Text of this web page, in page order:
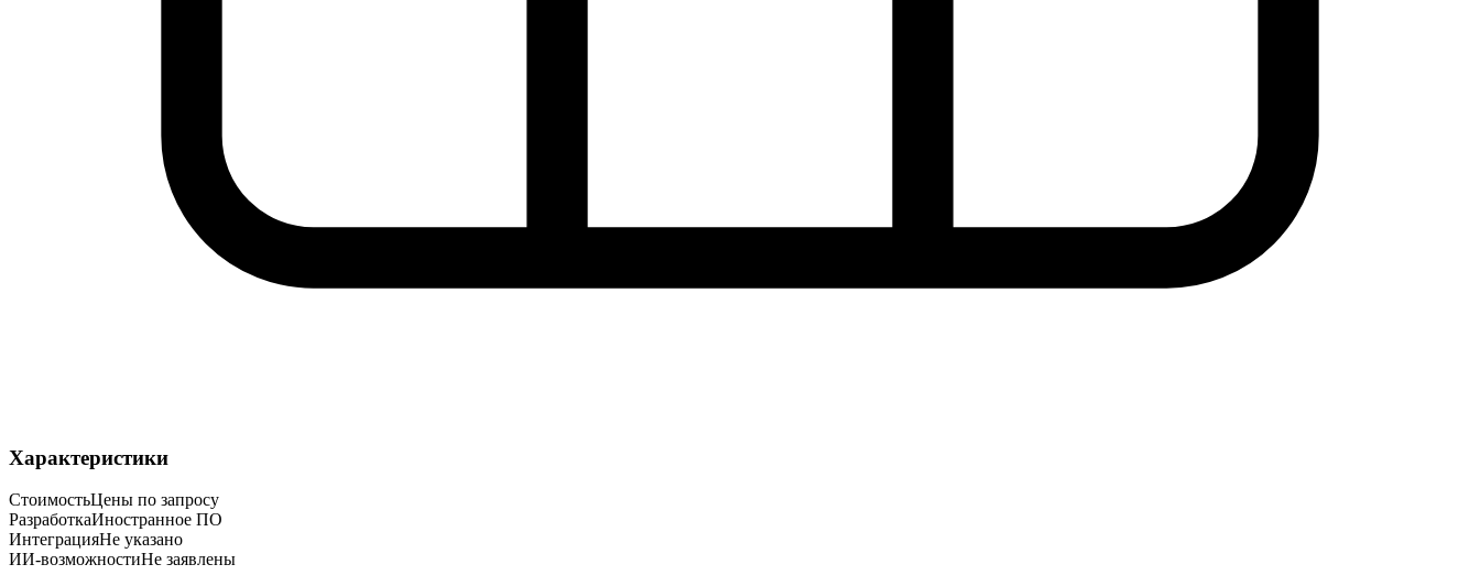
Характеристики
СтоимостьЦены по запросу
РазработкаИностранное ПО
ИнтеграцияНе указано
ИИ-возможностиНе заявлены